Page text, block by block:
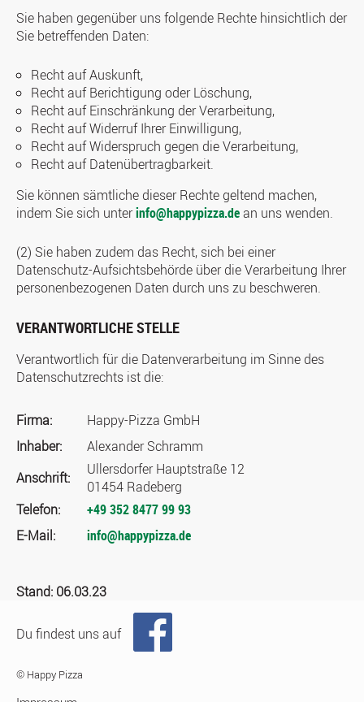
Sie haben gegenüber uns folgende Rechte hinsichtlich der
Sie betreffenden Daten:
Recht auf Auskunft,
Recht auf Berichtigung oder Löschung,
Recht auf Einschränkung der Verarbeitung,
Recht auf Widerruf Ihrer Einwilligung,
Recht auf Widerspruch gegen die Verarbeitung,
Recht auf Datenübertragbarkeit.
Sie können sämtliche dieser Rechte geltend machen,
indem Sie sich unterinfo@happypizza.dean uns wenden.
(2) Sie haben zudem das Recht, sich bei einer
Datenschutz-Aufsichtsbehörde über die Verarbeitung Ihrer
personenbezogenen Daten durch uns zu beschweren.
VERANTWORTLICHE STELLE
Verantwortlich für die Datenverarbeitung im Sinne des
Datenschutzrechts ist die:
Firma:
Happy-Pizza GmbH
Inhaber:
Alexander Schramm
Anschrift:
Ullersdorfer Hauptstraße 12
01454 Radeberg
Telefon:
+49 352 8477 99 93
E-Mail:
info@happypizza.de
Stand: 06.03.23
Du findest uns auf
© Happy Pizza